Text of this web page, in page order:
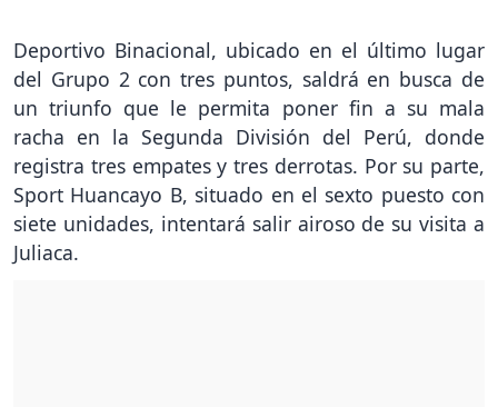
Deportivo Binacional, ubicado en el último lugar
del Grupo 2 con tres puntos, saldrá en busca de
un triunfo que le permita poner fin a su mala
racha en la Segunda División del Perú, donde
registra tres empates y tres derrotas. Por su parte,
Sport Huancayo B, situado en el sexto puesto con
siete unidades, intentará salir airoso de su visita a
Juliaca.